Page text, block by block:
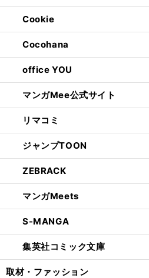
Cookie
Cocohana
office YOU
マンガMee公式サイト
リマコミ
ジャンプTOON
ZEBRACK
マンガMeets
S-MANGA
集英社コミック文庫
取材・ファッション